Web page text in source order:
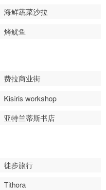
海鲜蔬菜沙拉
烤鱿鱼
费拉商业街
Kisiris workshop
亚特兰蒂斯书店
徒步旅行
Tithora